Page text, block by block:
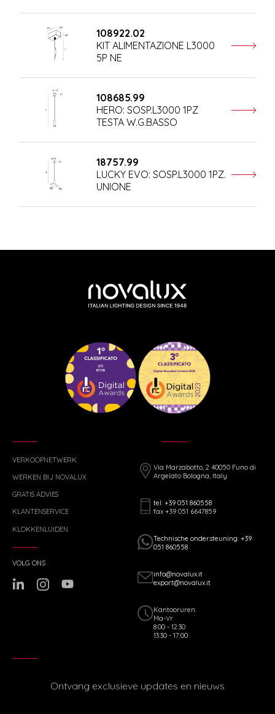
108922.02
KIT ALIMENTAZIONE L3000
5P NE
108685.99
HERO: SOSP.L3000 1PZ
TESTA W.G.BASSO
18757.99
LUCKY EVO: SOSP.L3000 1PZ.
UNIONE
VERKOOPNETWERK
WERKEN BIJ NOVALUX
GRATIS ADVIES
KLANTENSERVICE
KLOKKENLUIDEN
Via Marzabotto, 2 40050 Funo di
Argelato Bologna, Italy
tel: +39 051 860558
fax +39 051 6647859
Technische ondersteuning: +39
051 860558
info@novalux.it
export@novalux.it
Kantooruren:
Ma-Vr
8:00 - 12:30
13:30 - 17:00
VOLG ONS
Ontvang exclusieve updates en nieuws